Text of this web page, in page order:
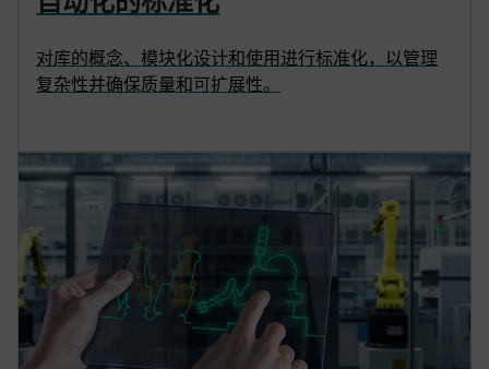
对库的概念、模块化设计和使用进行标准化，以管理
复杂性并确保质量和可扩展性。